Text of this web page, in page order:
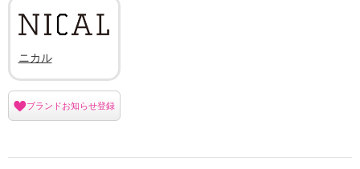
ニカル
ブランドお知らせ登録